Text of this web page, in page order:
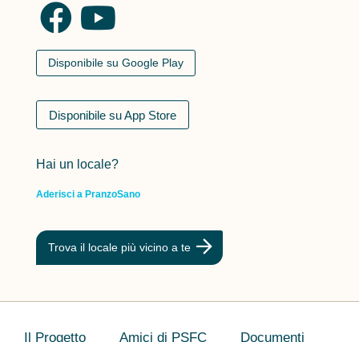
Disponibile su Google Play
Disponibile su App Store
Hai un locale?
Aderisci a PranzoSano
Trova il locale più vicino a te
Il Progetto Amici di PSFC Documenti